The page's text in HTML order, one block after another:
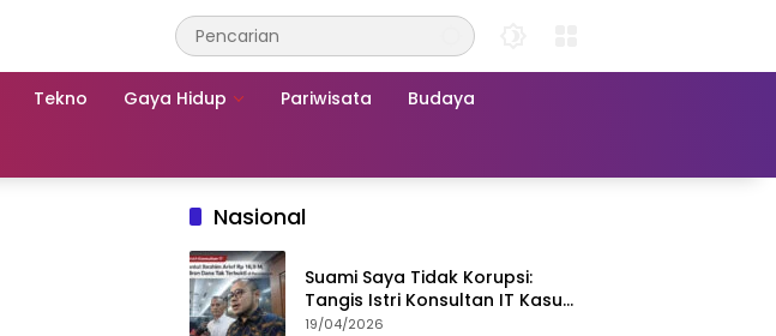
Tekno Gaya Hidup Pariwisata Budaya
Nasional
Suami Saya Tidak Korupsi:
Tangis Istri Konsultan IT Kasus
Nadiem Dituntut 22,5 Tahun
19/04/2026